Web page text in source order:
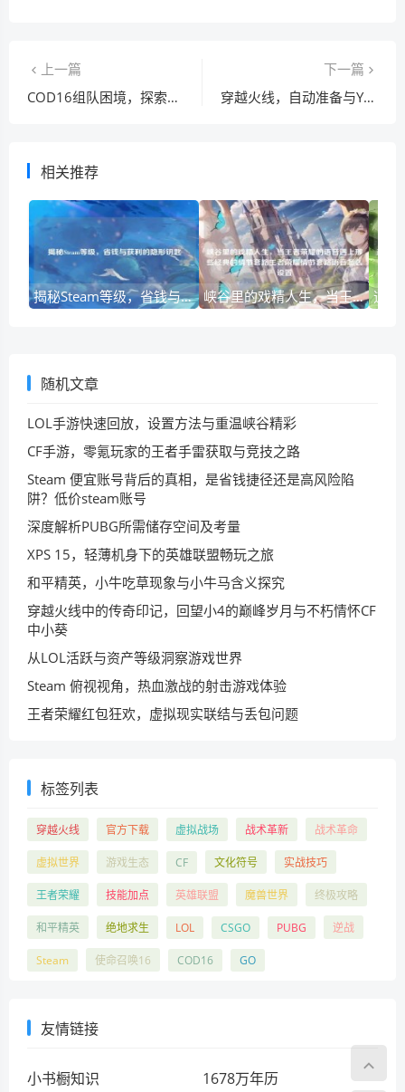
上一篇
COD16组队困境，探索、反思与无法组队难题
下一篇
穿越火线，自动准备与YY语音开启团队协作新境界
相关推荐
揭秘Steam等级，省钱与获利的隐形钥匙 峡谷里的戏精人生，当王者荣耀的语音遇上那些经典的情节套路王者荣耀情节套路语音怎么设置
随机文章
LOL手游快速回放，设置方法与重温峡谷精彩
CF手游，零氪玩家的王者手雷获取与竞技之路
Steam 便宜账号背后的真相，是省钱捷径还是高风险陷
阱？低价steam账号
深度解析PUBG所需储存空间及考量
XPS 15，轻薄机身下的英雄联盟畅玩之旅
和平精英，小牛吃草现象与小牛马含义探究
穿越火线中的传奇印记，回望小4的巅峰岁月与不朽情怀CF
中小葵
从LOL活跃与资产等级洞察游戏世界
Steam 俯视视角，热血激战的射击游戏体验
王者荣耀红包狂欢，虚拟现实联结与丢包问题
标签列表
穿越火线 官方下载 虚拟战场 战术革新 战术革命
虚拟世界 游戏生态 CF 文化符号 实战技巧
王者荣耀 技能加点 英雄联盟 魔兽世界 终极攻略
和平精英 绝地求生 LOL CSGO PUBG 逆战
Steam 使命召唤16 COD16 GO
友情链接
小书橱知识 1678万年历